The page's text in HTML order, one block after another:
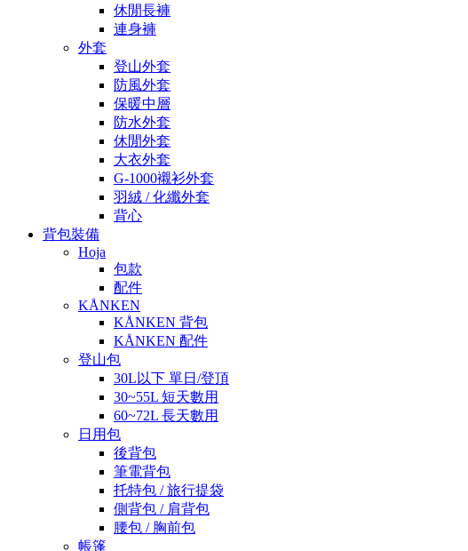
休閒長褲
連身褲
外套
登山外套
防風外套
保暖中層
防水外套
休閒外套
大衣外套
G-1000襯衫外套
羽絨 / 化纖外套
背心
背包裝備
Hoja
包款
配件
KÅNKEN
KÅNKEN 背包
KÅNKEN 配件
登山包
30L以下 單日/登頂
30~55L 短天數用
60~72L 長天數用
日用包
後背包
筆電背包
托特包 / 旅行提袋
側背包 / 肩背包
腰包 / 胸前包
帳篷